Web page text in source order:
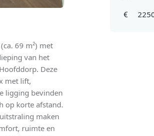
69 m²) met
van het
Deze
met lift,
ligging bevinden
op korte afstand.
maken
ruimte en